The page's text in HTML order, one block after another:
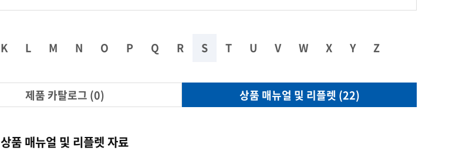
인장/압축/변이
K L M N O P Q R S T U V W X Y Z
제품 카탈로그 (0) 상품 매뉴얼 및 리플렛 (22)
상품 매뉴얼 및 리플렛 자료